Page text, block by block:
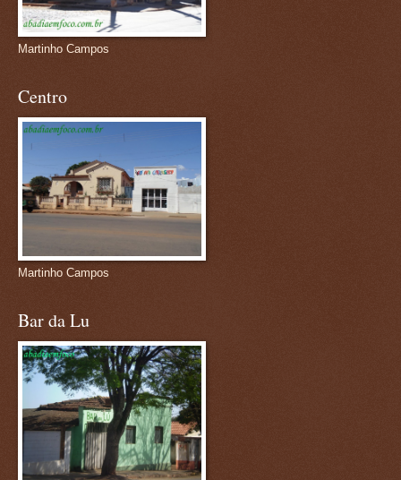
Martinho Campos
Centro
Martinho Campos
Bar da Lu